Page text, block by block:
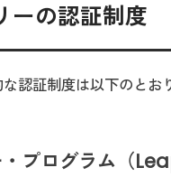
ーの認証制度
認証制度は以下のとお
・プログラム（